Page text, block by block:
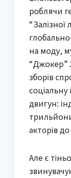
роблячи
на моду,
“Джокер”
зборів
соціальну
двигун:
акторів
Але є